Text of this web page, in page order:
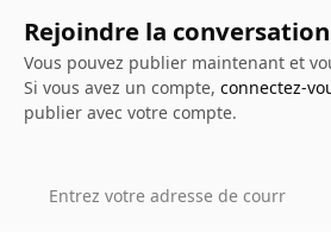
Rejoindre la conversation
Vous pouvez publier maintenant et
Si vous avez un compte, connectez-
publier avec votre compte.